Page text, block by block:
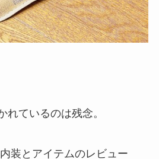
れているのは残念。
装とアイテムのレビュー